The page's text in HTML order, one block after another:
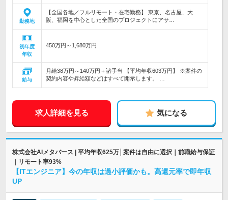
勤務地
【全国各地／フルリモート・在宅勤務】 東京、名古屋、大
阪、福岡を中心とした全国のプロジェクトにアサ…
初年度
年収
450万円～1,680万円
給与
月給38万円～140万円＋諸手当 【平均年収603万円】 ※案件の
契約内容や昇給額などはすべて開示します。 …
求人詳細を見る 気になる
株式会社AIメタバース | 平均年収625万│案件は自由に選択｜前職給与保証
｜リモート率93%
【ITエンジニア】今の年収は過小評価かも。高還元率で即年収
UP